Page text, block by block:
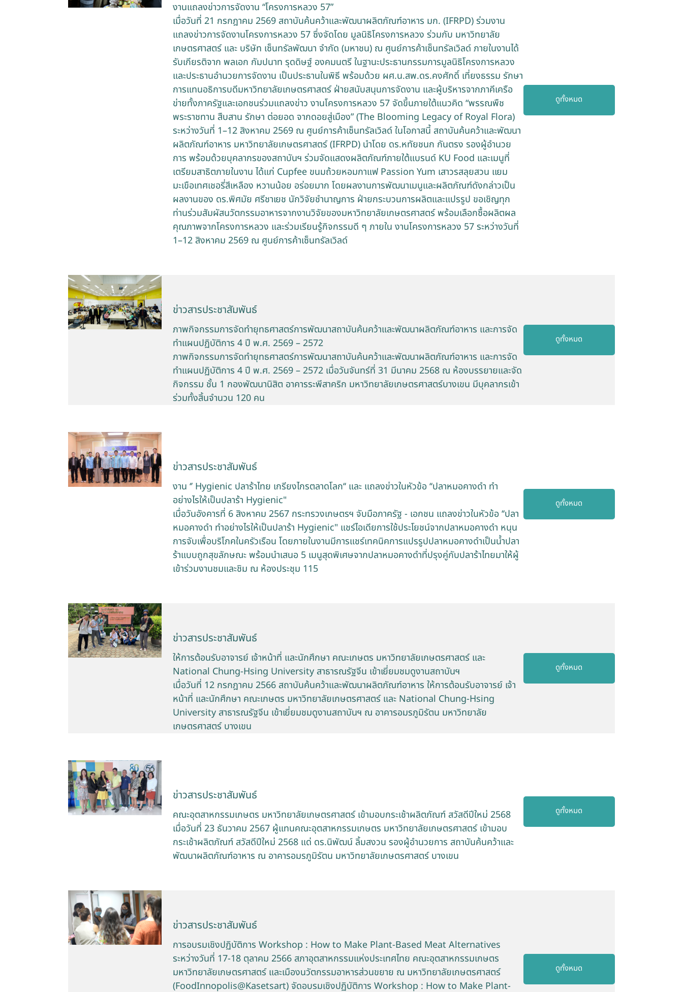
งานแถลงข่าวการจัดงาน “โครงการหลวง 57”
เมื่อวันที่ 21 กรกฎาคม 2569 สถาบันค้นคว้าและพัฒนาผลิตภัณฑ์อาหาร มก. (IFRPD) ร่วมงาน
แถลงข่าวการจัดงานโครงการหลวง 57 ซึ่งจัดโดย มูลนิธิโครงการหลวง ร่วมกับ มหาวิทยาลัย
เกษตรศาสตร์ และ บริษัท เซ็นทรัลพัฒนา จำกัด (มหาชน) ณ ศูนย์การค้าเซ็นทรัลเวิลด์ ภายในงานได้
รับเกียรติจาก พลเอก กัมปนาท รุดดิษฐ์ องคมนตรี ในฐานะประธานกรรมการมูลนิธิโครงการหลวง
และประธานอำนวยการจัดงาน เป็นประธานในพิธี พร้อมด้วย ผศ.น.สพ.ดร.คงศักดิ์ เที่ยงธรรม รักษา
การแทนอธิการบดีมหาวิทยาลัยเกษตรศาสตร์ ฝ่ายสนับสนุนการจัดงาน และผู้บริหารจากภาคีเครือ
ข่ายทั้งภาครัฐและเอกชนร่วมแถลงข่าว งานโครงการหลวง 57 จัดขึ้นภายใต้แนวคิด “พรรณพืช
พระราชทาน สืบสาน รักษา ต่อยอด จากดอยสู่เมือง” (The Blooming Legacy of Royal Flora)
ระหว่างวันที่ 1–12 สิงหาคม 2569 ณ ศูนย์การค้าเซ็นทรัลเวิลด์ ในโอกาสนี้ สถาบันค้นคว้าและพัฒนา
ผลิตภัณฑ์อาหาร มหาวิทยาลัยเกษตรศาสตร์ (IFRPD) นำโดย ดร.หทัยชนก กันตรง รองผู้อำนวย
การ พร้อมด้วยบุคลากรของสถาบันฯ ร่วมจัดแสดงผลิตภัณฑ์ภายใต้แบรนด์ KU Food และเมนูที่
เตรียมสาธิตภายในงาน ได้แก่ Cupfee ขนมถ้วยหอมกาแฟ Passion Yum เสาวรสลุยสวน แยม
มะเขือเทศเชอรี่สีเหลือง หวานน้อย อร่อยมาก โดยผลงานการพัฒนาเมนูและผลิตภัณฑ์ดังกล่าวเป็น
ผลงานของ ดร.พิศมัย ศรีชาเยช นักวิจัยชำนาญการ ฝ่ายกระบวนการผลิตและแปรรูป ขอเชิญทุก
ท่านร่วมสัมผัสนวัตกรรมอาหารจากงานวิจัยของมหาวิทยาลัยเกษตรศาสตร์ พร้อมเลือกซื้อผลิตผล
คุณภาพจากโครงการหลวง และร่วมเรียนรู้กิจกรรมดี ๆ ภายใน งานโครงการหลวง 57 ระหว่างวันที่
1–12 สิงหาคม 2569 ณ ศูนย์การค้าเซ็นทรัลเวิลด์
ดูทั้งหมด
ข่าวสารประชาสัมพันธ์
ภาพกิจกรรมการจัดทำยุทธศาสตร์การพัฒนาสถาบันค้นคว้าและพัฒนาผลิตภัณฑ์อาหาร และการจัด
ทำแผนปฏิบัติการ 4 ปี พ.ศ. 2569 – 2572
ภาพกิจกรรมการจัดทำยุทธศาสตร์การพัฒนาสถาบันค้นคว้าและพัฒนาผลิตภัณฑ์อาหาร และการจัด
ทำแผนปฏิบัติการ 4 ปี พ.ศ. 2569 – 2572 เมื่อวันจันทร์ที่ 31 มีนาคม 2568 ณ ห้องบรรยายและจัด
กิจกรรม ชั้น 1 กองพัฒนานิสิต อาคารระพีสาคริก มหาวิทยาลัยเกษตรศาสตร์บางเขน มีบุคลากรเข้า
ร่วมทั้งสิ้นจำนวน 120 คน
ดูทั้งหมด
ข่าวสารประชาสัมพันธ์
งาน ‘’ Hygienic ปลาร้าไทย เกรียงไกรตลาดโลก‘‘ และ แถลงข่าวในหัวข้อ ‘‘ปลาหมอคางดำ ทำ
อย่างไรให้เป็นปลาร้า Hygienic"
เมื่อวันอังคารที่ 6 สิงหาคม 2567 กระทรวงเกษตรฯ จับมือภาครัฐ - เอกชน แถลงข่าวในหัวข้อ ‘‘ปลา
หมอคางดำ ทำอย่างไรให้เป็นปลาร้า Hygienic" แชร์ไอเดียการใช้ประโยชน์จากปลาหมอคางดำ หนุน
การจับเพื่อบริโภคในครัวเรือน โดยภายในงานมีการแชร์เทคนิคการแปรรูปปลาหมอคางดำเป็นน้ำปลา
ร้าแบบถูกสุขลักษณะ พร้อมนำเสนอ 5 เมนูสุดพิเศษจากปลาหมอคางดำที่ปรุงคู่กับปลาร้าไทยมาให้ผู้
เข้าร่วมงานชมและชิม ณ ห้องประชุม 115
ดูทั้งหมด
ข่าวสารประชาสัมพันธ์
ให้การต้อนรับอาจารย์ เจ้าหน้าที่ และนักศึกษา คณะเกษตร มหาวิทยาลัยเกษตรศาสตร์ และ
National Chung-Hsing University สาธารณรัฐจีน เข้าเยี่ยมชมดูงานสถาบันฯ
เมื่อวันที่ 12 กรกฎาคม 2566 สถาบันค้นคว้าและพัฒนาผลิตภัณฑ์อาหาร ให้การต้อนรับอาจารย์ เจ้า
หน้าที่ และนักศึกษา คณะเกษตร มหาวิทยาลัยเกษตรศาสตร์ และ National Chung-Hsing
University สาธารณรัฐจีน เข้าเยี่ยมชมดูงานสถาบันฯ ณ อาคารอมรภูมิรัตน มหาวิทยาลัย
เกษตรศาสตร์ บางเขน
ดูทั้งหมด
ข่าวสารประชาสัมพันธ์
คณะอุตสาหกรรมเกษตร มหาวิทยาลัยเกษตรศาสตร์ เข้ามอบกระเช้าผลิตภัณฑ์ สวัสดีปีใหม่ 2568
เมื่อวันที่ 23 ธันวาคม 2567 ผู้แทนคณะอุตสาหกรรมเกษตร มหาวิทยาลัยเกษตรศาสตร์ เข้ามอบ
กระเช้าผลิตภัณฑ์ สวัสดีปีใหม่ 2568 แด่ ดร.นิพัฒน์ ลิ้มสงวน รองผู้อำนวยการ สถาบันค้นคว้าและ
พัฒนาผลิตภัณฑ์อาหาร ณ อาคารอมรภูมิรัตน มหาวิทยาลัยเกษตรศาสตร์ บางเขน
ดูทั้งหมด
ข่าวสารประชาสัมพันธ์
การอบรมเชิงปฏิบัติการ Workshop : How to Make Plant-Based Meat Alternatives
ระหว่างวันที่ 17-18 ตุลาคม 2566 สภาอุตสาหกรรมแห่งประเทศไทย คณะอุตสาหกรรมเกษตร
มหาวิทยาลัยเกษตรศาสตร์ และเมืองนวัตกรรมอาหารส่วนขยาย ณ มหาวิทยาลัยเกษตรศาสตร์
(FoodInnopolis@Kasetsart) จัดอบรมเชิงปฏิบัติการ Workshop : How to Make Plant-
ดูทั้งหมด